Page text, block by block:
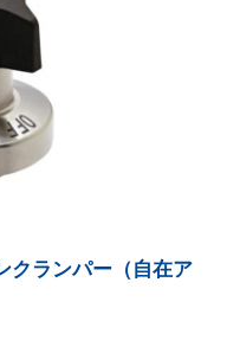
クランパー（自在ア